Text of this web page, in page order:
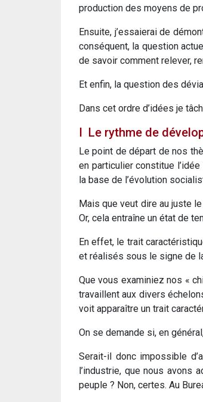
production des moyens de
Ensuite, j’essaierai de
conséquent, la question
de savoir comment relever,
Et enfin, la question des
Dans cet ordre d’idées je
I ­ Le rythme de
Le point de départ de nos
en particulier constitue
la base de l’évolution
Mais que veut dire au juste
Or, cela entraîne un état de
En effet, le trait
et réalisés sous le signe de
Que vous examiniez nos «
travaillent aux divers
voit apparaître un trait
On se demande si, en
Serait-il donc impossible
l’industrie, que nous avons
peuple ? Non, certes. Au